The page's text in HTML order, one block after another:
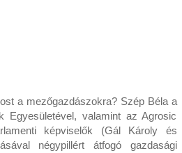
a mezőgazdászokra? Szép Béla a
Egyesületével, valamint az Agrosic
képviselők (Gál Károly és
négypillért átfogó gazdasági